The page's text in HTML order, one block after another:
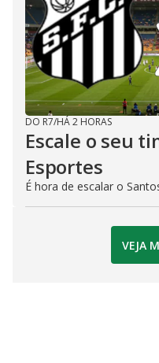
DO R7/HÁ 2 HORAS
Escale o seu
Esportes
É hora de escalar o
VEJA